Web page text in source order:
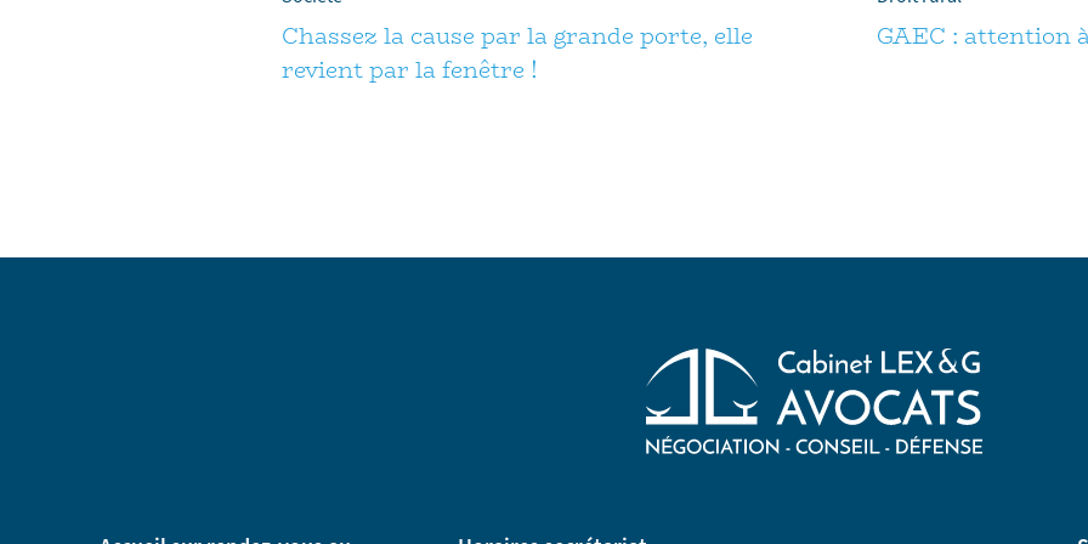
Chassez la cause par la grande porte, elle
revient par la fenêtre !
GAEC : attention